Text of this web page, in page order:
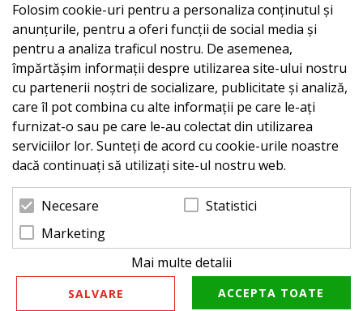
© 2026 Zeus Service case de marcat fiscale. Powered
Conecteaza-te cu noi
Folosim cookie-uri pentru a personaliza conținutul și
anunțurile, pentru a oferi funcții de social media și
pentru a analiza traficul nostru. De asemenea,
împărtășim informații despre utilizarea site-ului nostru
cu partenerii noștri de socializare, publicitate și analiză,
care îl pot combina cu alte informații pe care le-ați
furnizat-o sau pe care le-au colectat din utilizarea
serviciilor lor. Sunteți de acord cu cookie-urile noastre
dacă continuați să utilizați site-ul nostru web.
Necesare
Statistici
Marketing
Mai multe detalii
SALVARE ACCEPTA TOATE